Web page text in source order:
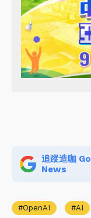
追蹤造咖
News
OpenAI AI